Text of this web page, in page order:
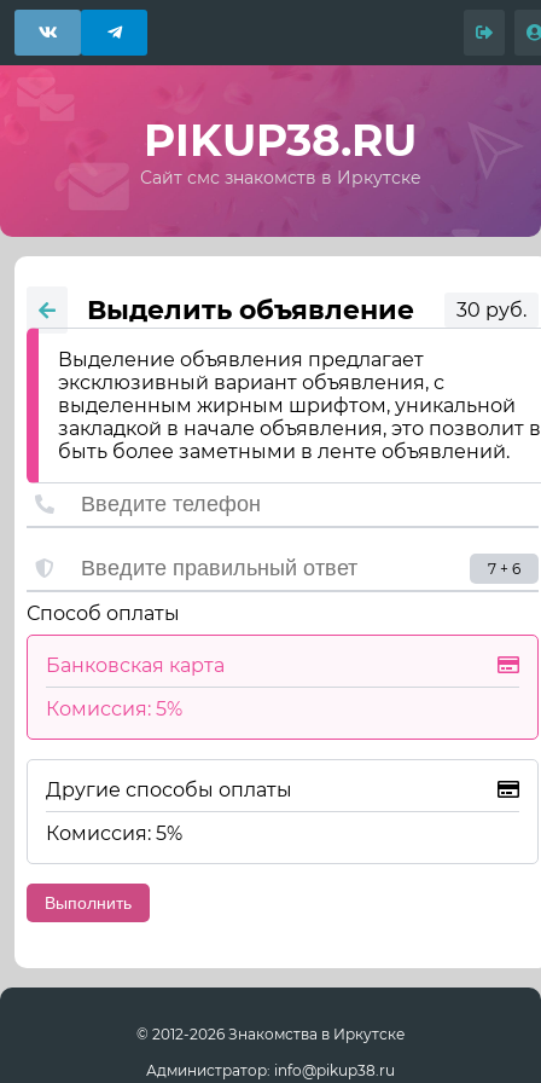
PIKUP38.RU
Сайт смс знакомств в Иркутске
Выделить объявление 30 руб.
Выделение объявления предлагает
эксклюзивный вариант объявления, с
выделенным жирным шрифтом, уникальной
закладкой в начале объявления, это позволит
быть более заметными в ленте объявлений.
7 + 6
Способ оплаты
Банковская карта
Комиссия: 5%
Другие способы оплаты
Комиссия: 5%
© 2012-2026 Знакомства в Иркутске
Администратор: info@pikup38.ru